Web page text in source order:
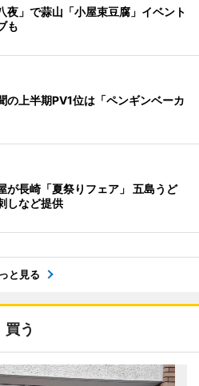
夜」で蒜山「小屋束豆腐」イベント
も
の上半期PV1位は「ペンギンベーカ
が長崎「夏祭りフェア」 五島うど
しなど提供
と見る
買う